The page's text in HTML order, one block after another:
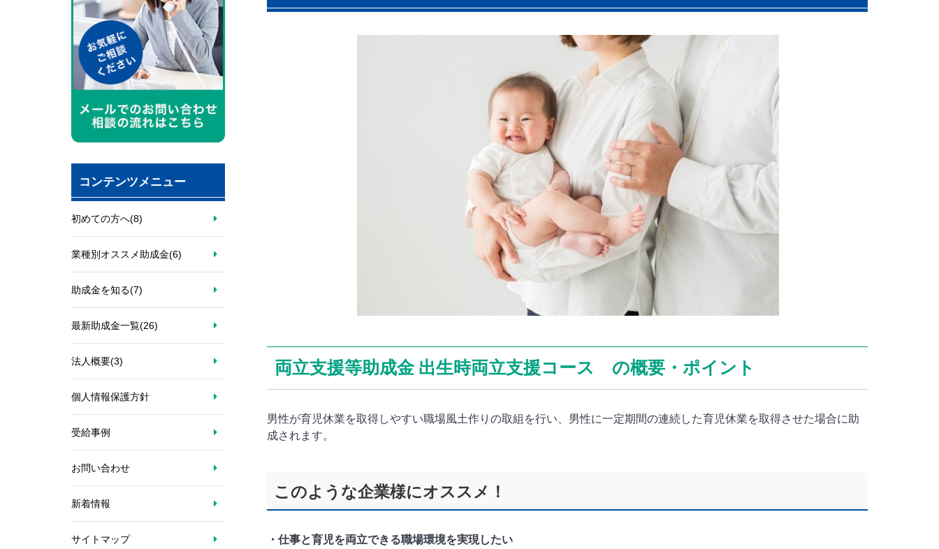
両立支援等助成金 出生時両立支援コース の概要・ポイント
男性が育児休業を取得しやすい職場風土作りの取組を行い、男性に一定期間の連続した育児休業を取得させた場合に助
成されます。
このような企業様にオススメ！
・仕事と育児を両立できる職場環境を実現したい
コンテンツメニュー
初めての方へ(8)
業種別オススメ助成金(6)
助成金を知る(7)
最新助成金一覧(26)
法人概要(3)
個人情報保護方針
受給事例
お問い合わせ
新着情報
サイトマップ